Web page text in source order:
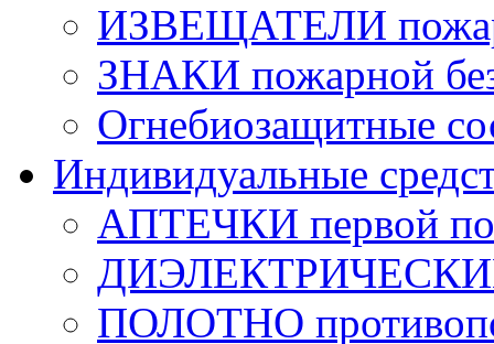
ИЗВЕЩАТЕЛИ
ЗНАКИ пожарной
Огнебиозащитные
Индивидуальные
АПТЕЧКИ первой
ДИЭЛЕКТРИЧЕСКИЕ
ПОЛОТНО